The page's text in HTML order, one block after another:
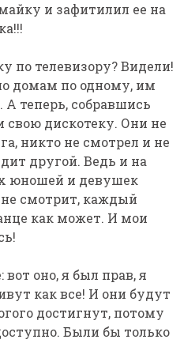
и зафитилил ее на
по телевизору? Видели!
домам по одному, им
А теперь, собравшись
свою дискотеку. Они не
никто не смотрел и не
другой. Ведь и на
юношей и девушек
смотрит, каждый
как может. И мои
вот оно, я был прав, я
как все! И они будут
достигнут, потому
Были бы только